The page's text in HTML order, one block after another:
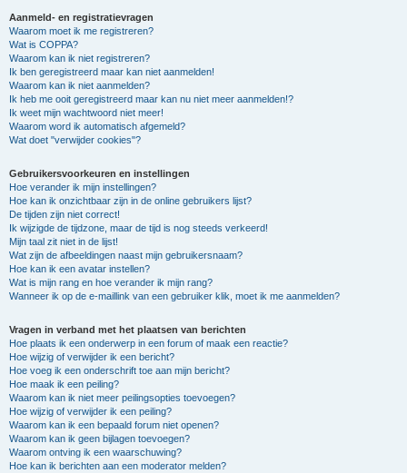
Aanmeld- en registratievragen
Waarom moet ik me registreren?
Wat is COPPA?
Waarom kan ik niet registreren?
Ik ben geregistreerd maar kan niet aanmelden!
Waarom kan ik niet aanmelden?
Ik heb me ooit geregistreerd maar kan nu niet meer aanmelden!?
Ik weet mijn wachtwoord niet meer!
Waarom word ik automatisch afgemeld?
Wat doet "verwijder cookies"?
Gebruikersvoorkeuren en instellingen
Hoe verander ik mijn instellingen?
Hoe kan ik onzichtbaar zijn in de online gebruikers lijst?
De tijden zijn niet correct!
Ik wijzigde de tijdzone, maar de tijd is nog steeds verkeerd!
Mijn taal zit niet in de lijst!
Wat zijn de afbeeldingen naast mijn gebruikersnaam?
Hoe kan ik een avatar instellen?
Wat is mijn rang en hoe verander ik mijn rang?
Wanneer ik op de e-maillink van een gebruiker klik, moet ik me aanmelden?
Vragen in verband met het plaatsen van berichten
Hoe plaats ik een onderwerp in een forum of maak een reactie?
Hoe wijzig of verwijder ik een bericht?
Hoe voeg ik een onderschrift toe aan mijn bericht?
Hoe maak ik een peiling?
Waarom kan ik niet meer peilingsopties toevoegen?
Hoe wijzig of verwijder ik een peiling?
Waarom kan ik een bepaald forum niet openen?
Waarom kan ik geen bijlagen toevoegen?
Waarom ontving ik een waarschuwing?
Hoe kan ik berichten aan een moderator melden?